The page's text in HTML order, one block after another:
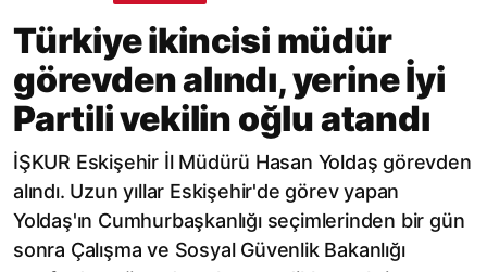
Türkiye ikincisi müdür
görevden alındı, yerine İyi
Partili vekilin oğlu atandı
İŞKUR Eskişehir İl Müdürü Hasan Yoldaş görevden
alındı. Uzun yıllar Eskişehir'de görev yapan
Yoldaş'ın Cumhurbaşkanlığı seçimlerinden bir gün
sonra Çalışma ve Sosyal Güvenlik Bakanlığı